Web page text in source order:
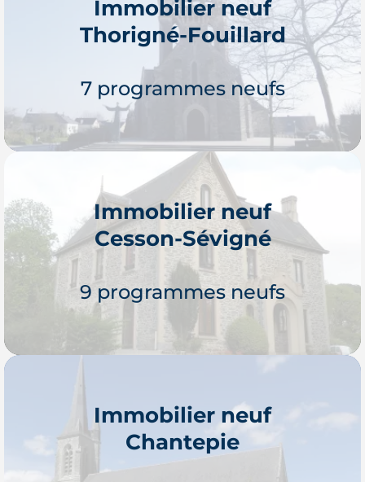
Immobilier neuf
Thorigné-Fouillard
7 programmes neufs
Immobilier neuf
Cesson-Sévigné
9 programmes neufs
Je découvre
Immobilier neuf
Chantepie